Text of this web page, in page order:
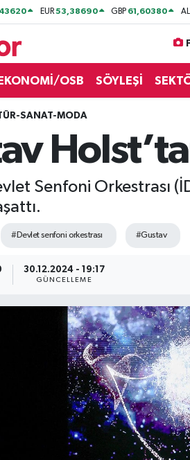
EUR53,38690 GBP 61,60380
EKONOMİ/OSB SÖYLEŞİ
SANAT-MODA
Senfoni Orkestrası
#Devlet senfoni orkestrası #Gustav
30.12.2024 - 19:17
GÜNCELLEME